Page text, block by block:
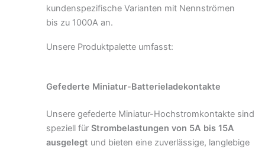
kundenspezifische Varianten mit Nennströmen
bis zu 1000A an.
Unsere Produktpalette umfasst:
Gefederte Miniatur-Batterieladekontakte
Unsere gefederte Miniatur-Hochstromkontakte sind
speziell für Strombelastungen von 5A bis 15A
ausgelegt und bieten eine zuverlässige, langlebige